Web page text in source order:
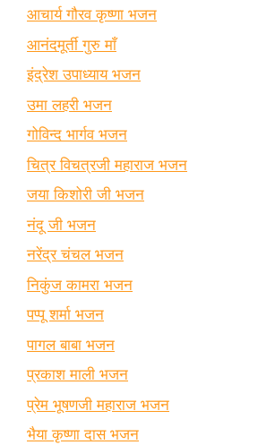
आचार्य गौरव कृष्णा भजन
आनंदमूर्ती गुरु माँ
इंद्रेश उपाध्याय भजन
उमा लहरी भजन
गोविन्द भार्गव भजन
चित्र विचत्रजी महाराज भजन
जया किशोरी जी भजन
नंदू जी भजन
नरेंद्र चंचल भजन
निकुंज कामरा भजन
पप्पू शर्मा भजन
पागल बाबा भजन
प्रकाश माली भजन
प्रेम भूषणजी महाराज भजन
भैया कृष्णा दास भजन